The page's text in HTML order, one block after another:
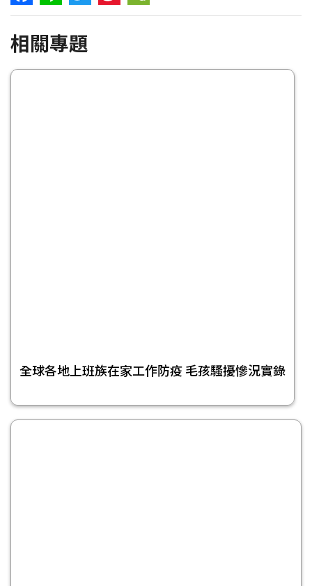
Facebook
Line TwitterSina WeChat
相關專題
全球各地上班族在家工作防疫 毛孩騷擾慘況實錄